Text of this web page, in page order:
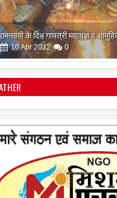
कुंजिका स्तोत्र का पाठ ऐसे करें
12Apr 2024 0
गुरु क्यों नही बन सकती
2022 0